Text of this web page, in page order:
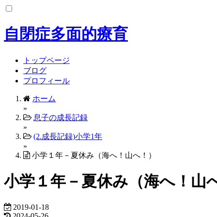
コ
テ
ン
自閉症多面的療育
トップページ
ブログ
プロフィール
ホーム
»
息子の成長記録
»
(2.成長記録)小学1年
»
小学１年－夏休み（海へ！山へ！）
小学１年－夏休み（海へ！山
2019-01-18